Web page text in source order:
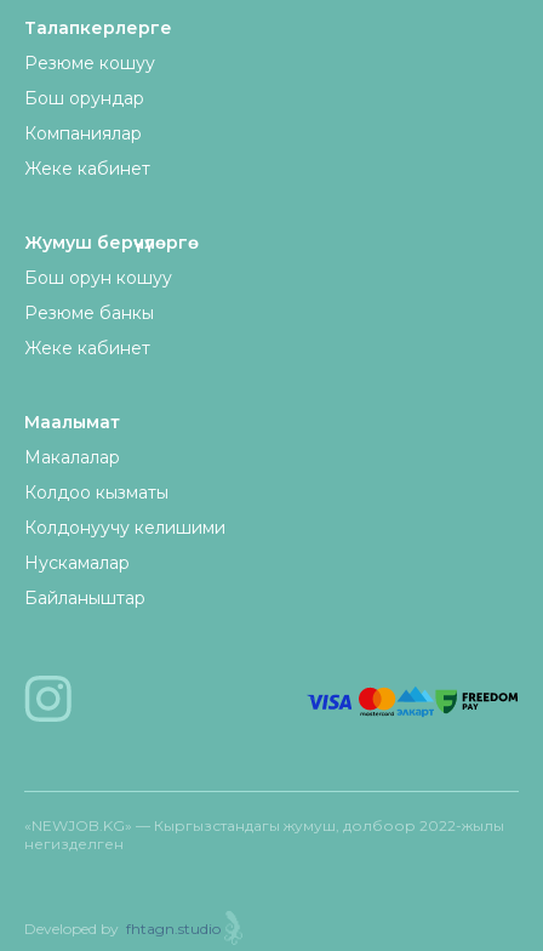
Талапкерлерге
Резюме кошуу
Бош орундар
Компаниялар
Жеке кабинет
Жумуш берүүчүлөргө
Бош орун кошуу
Резюме банкы
Жеке кабинет
Маалымат
Макалалар
Колдоо кызматы
Колдонуучу келишими
Нускамалар
Байланыштар
«NEWJOB.KG» — Кыргызстандагы жумуш, долбоор 2022-жылы
негизделген
Developed by fhtagn.studio